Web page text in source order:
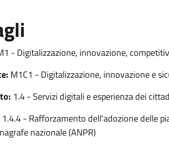
- Digitalizzazione, innovazione,
M1C1 - Digitalizzazione, innovazione e
1.4 - Servizi digitali e esperienza dei
1.4.4 - Rafforzamento dell'adozione delle
nazionale (ANPR)